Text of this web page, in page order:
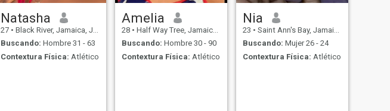
Natasha
27 • Black River, Jamaica, Jamaica
Buscando: Hombre 31 - 63
Contextura Física: Atlético
Amelia
28 • Half Way Tree, Jamaica, Jamaica
Buscando: Hombre 30 - 90
Contextura Física: Atlético
Nia
23 • Saint Ann's Bay, Jamaica, Jamaica
Buscando: Mujer 26 - 24
Contextura Física: Atlético